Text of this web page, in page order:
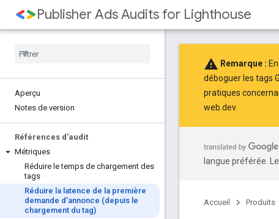
Publisher Ads Audits for Lighthouse
Aperçu
Notes de version
Références d'audit
Métriques
Réduire le temps de chargement des
tags
Réduire la latence de la première
demande d'annonce (depuis le
chargement du tag)
warning Remarque :
déboguer les tags
pratiques
web.dev.
langue préférée.
Accueil Produits